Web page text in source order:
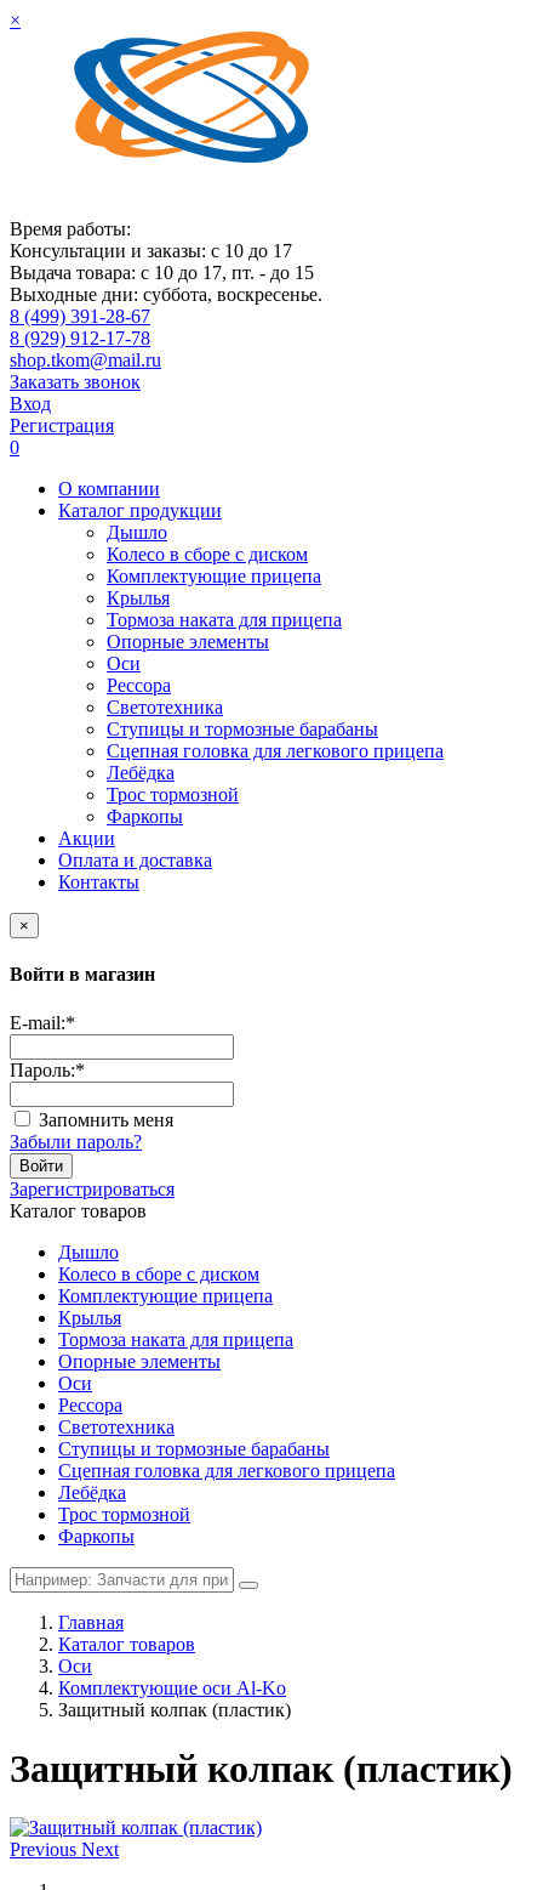
×
Время работы:
Консультации и заказы: с 10 до 17
Выдача товара: с 10 до 17, пт. - до 15
Выходные дни: суббота, воскресенье.
8 (499) 391-28-67
8 (929) 912-17-78
shop.tkom@mail.ru
Заказать звонок
Вход
Регистрация
0
О компании
Каталог продукции
Дышло
Колесо в сборе с диском
Комплектующие прицепа
Крылья
Тормоза наката для прицепа
Опорные элементы
Оси
Рессора
Светотехника
Ступицы и тормозные барабаны
Сцепная головка для легкового прицепа
Лебёдка
Трос тормозной
Фаркопы
Акции
Оплата и доставка
Контакты
×
Войти в магазин
E-mail:*
Пароль:*
Запомнить меня
Забыли пароль?
Войти
Зарегистрироваться
Каталог товаров
Дышло
Колесо в сборе с диском
Комплектующие прицепа
Крылья
Тормоза наката для прицепа
Опорные элементы
Оси
Рессора
Светотехника
Ступицы и тормозные барабаны
Сцепная головка для легкового прицепа
Лебёдка
Трос тормозной
Фаркопы
Главная
Каталог товаров
Оси
Комплектующие оси Al-Ko
Защитный колпак (пластик)
Защитный колпак (пластик)
Previous Next